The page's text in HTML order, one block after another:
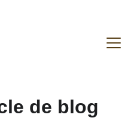
de blog